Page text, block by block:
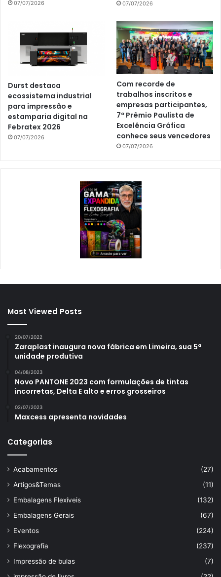
07/07/2026 07/07/2026
Durst destaca
ecossistema industrial
para impressão e
estamparia digital na
Febratex 2026
07/07/2026
Com recorde de
trabalhos inscritos e
empresas participantes,
7º Prêmio Paulista de
Excelência Gráfica
conhece seus vencedores
07/07/2026
Most Viewed Posts
20/07/2022
Zaraplast inaugura nova fábrica em Limeira, sua 5ª
unidade produtiva
04/08/2023
Novo PANTONE 2023 com formulações de tintas
incorretas, Delta E alto e erros grosseiros
02/07/2023
Maxcess apresenta novidades
Categorias
Acabamentos
(27)
Artigos&Temas
(11)
Embalagens Flexíveis
(132)
Embalagens Gerais
(67)
Eventos
(224)
Flexografia
(237)
Impressão de bulas
(7)